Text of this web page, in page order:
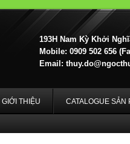
193H Nam Kỳ Khởi
Mobile: 0909 502 656
Email:
GIỚI THIỆU CATALOGUE SẢN